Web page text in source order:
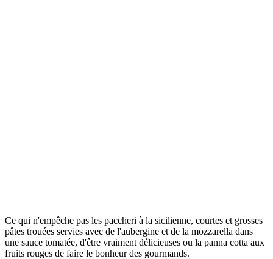
Ce qui n'empêche pas les paccheri à la sicilienne, courtes et grosses
pâtes trouées servies avec de l'aubergine et de la mozzarella dans
une sauce tomatée, d'être vraiment délicieuses ou la panna cotta aux
fruits rouges de faire le bonheur des gourmands.